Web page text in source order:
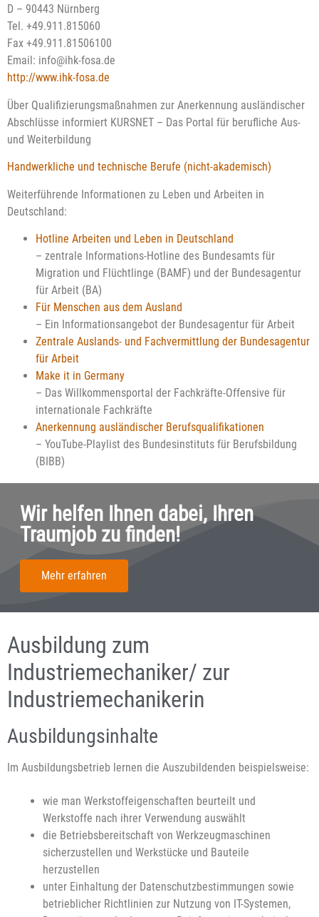
D – 90443 Nürnberg
Tel. +49.911.815060
Fax +49.911.81506100
Email: info@ihk-fosa.de
http://www.ihk-fosa.de
Über Qualifizierungsmaßnahmen zur Anerkennung ausländischer
Abschlüsse informiert KURSNET – Das Portal für berufliche Aus-
und Weiterbildung
Handwerkliche und technische Berufe (nicht-akademisch)
Weiterführende Informationen zu Leben und Arbeiten in
Deutschland:
Hotline Arbeiten und Leben in Deutschland
– zentrale Informations-Hotline des Bundesamts für
Migration und Flüchtlinge (BAMF) und der Bundesagentur
für Arbeit (BA)
Für Menschen aus dem Ausland
– Ein Informationsangebot der Bundesagentur für Arbeit
Zentrale Auslands- und Fachvermittlung der Bundesagentur
für Arbeit
Make it in Germany
– Das Willkommensportal der Fachkräfte-Offensive für
internationale Fachkräfte
Anerkennung ausländischer Berufsqualifikationen
– YouTube-Playlist des Bundesinstituts für Berufsbildung
(BIBB)
Wir helfen Ihnen dabei, Ihren
Traumjob zu finden!
Mehr erfahren
Ausbildung zum
Industriemechaniker/ zur
Industriemechanikerin
Ausbildungsinhalte
Im Ausbildungsbetrieb lernen die Auszubildenden beispielsweise:
wie man Werkstoffeigenschaften beurteilt und
Werkstoffe nach ihrer Verwendung auswählt
die Betriebsbereitschaft von Werkzeugmaschinen
sicherzustellen und Werkstücke und Bauteile
herzustellen
unter Einhaltung der Datenschutzbestimmungen sowie
betrieblicher Richtlinien zur Nutzung von IT-Systemen,